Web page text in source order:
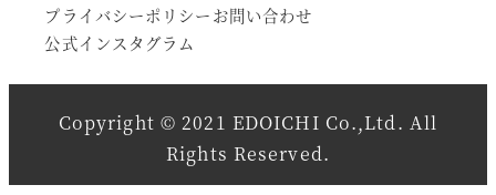
プライバシーポリシーお問い合わせ
公式インスタグラム
Copyright © 2021 EDOICHI Co.,Ltd. All
Rights Reserved.